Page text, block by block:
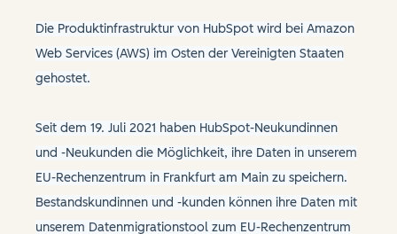
Die Produktinfrastruktur von HubSpot wird bei Amazon
Web Services (AWS) im Osten der Vereinigten Staaten
gehostet.
Seit dem 19. Juli 2021 haben HubSpot-Neukundinnen
und -Neukunden die Möglichkeit, ihre Daten in unserem
EU-Rechenzentrum in Frankfurt am Main zu speichern.
Bestandskundinnen und -kunden können ihre Daten mit
unserem Datenmigrationstool zum EU-Rechenzentrum